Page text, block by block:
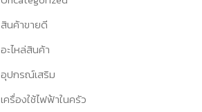
สินค้าขายดี
อะไหล่สินค้า
อุปกรณ์เสริม
เครื่องใช้ไฟฟ้าในครัว